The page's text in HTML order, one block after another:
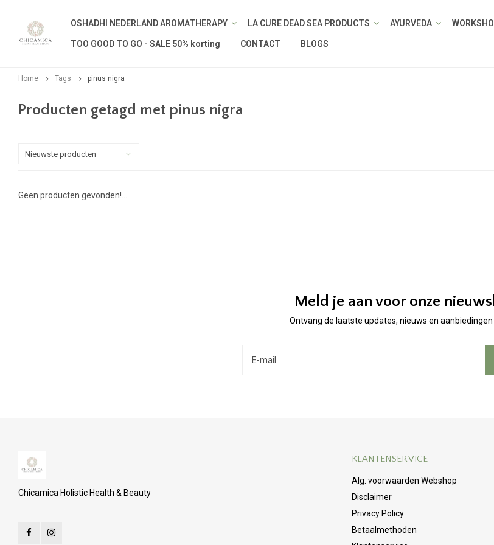
OSHADHI NEDERLAND AROMATHERAPY LA CURE DEAD SEA PRODUCTS AYURVEDA
TOO GOOD TO GO - SALE 50% korting CONTACT BLOGS
Home Tags pinus nigra
Producten getagd met pinus nigra
Nieuwste producten
Geen producten gevonden!...
Meld je aan voor onze
Ontvang de laatste updates, nieuws en aanbiedingen
Chicamica Holistic Health & Beauty
KLANTENSERVICE
Alg. voorwaarden Webshop
Disclaimer
Privacy Policy
Betaalmethoden